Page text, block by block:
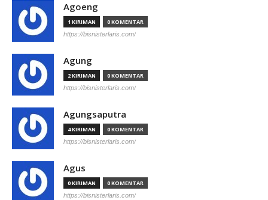
Agoeng
1 KIRIMAN 0 KOMENTAR
https://bisnisterlaris.com/
Agung
2 KIRIMAN 0 KOMENTAR
https://bisnisterlaris.com/
Agungsaputra
4 KIRIMAN 0 KOMENTAR
https://bisnisterlaris.com/
Agus
0 KIRIMAN 0 KOMENTAR
https://bisnisterlaris.com/